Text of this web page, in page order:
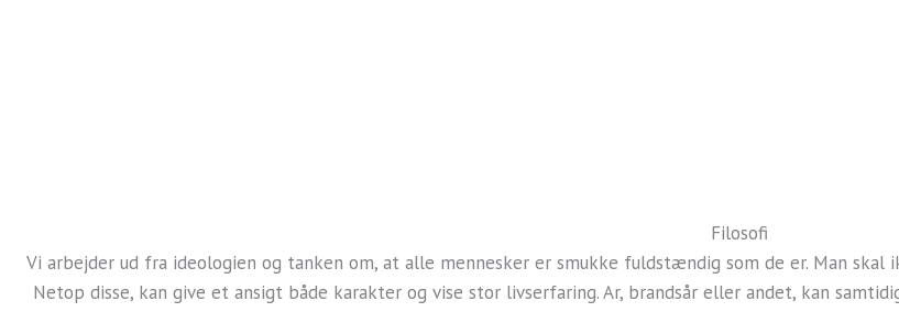
Filosofi
Vi arbejder ud fra ideologien og tanken om, at alle mennesker er smukke fuldstændig som de er. Man
Netop disse, kan give et ansigt både karakter og vise stor livserfaring. Ar, brandsår eller andet, kan